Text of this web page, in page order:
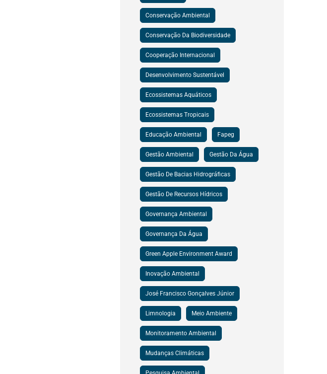
Conservação Ambiental
Conservação Da Biodiversidade
Cooperação Internacional
Desenvolvimento Sustentável
Ecossistemas Aquáticos
Ecossistemas Tropicais
Educação Ambiental Fapeg
Gestão Ambiental Gestão Da Água
Gestão De Bacias Hidrográficas
Gestão De Recursos Hídricos
Governança Ambiental
Governança Da Água
Green Apple Environment Award
Inovação Ambiental
José Francisco Gonçalves Júnior
Limnologia Meio Ambiente
Monitoramento Ambiental
Mudanças Climáticas